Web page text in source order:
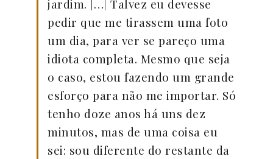
jardim. |…| Talvez eu devesse
pedir que me tirassem uma foto
um dia, para ver se pareço uma
idiota completa. Mesmo que seja
o caso, estou fazendo um grande
esforço para não me importar. Só
tenho doze anos há uns dez
minutos, mas de uma coisa eu
sei: sou diferente do restante da